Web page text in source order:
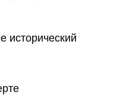
исторический